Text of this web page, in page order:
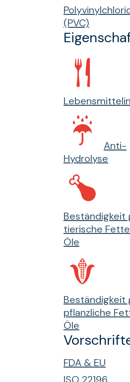
(PVC)
Anti-
Hydrolyse
Beständigkeit
tierische
Öle
Beständigkeit
pflanzliche
Öle
FDA & EU